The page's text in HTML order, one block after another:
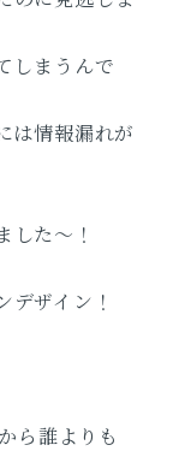
しまうんで
は情報漏れが
した～！
デザイン！
ら誰よりも